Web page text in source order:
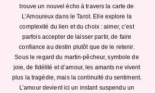
trouve un nouvel écho à travers la carte de
L’Amoureux dans le Tarot. Elle explore la
complexité du lien et du choix : aimer, c’est
parfois accepter de laisser partir, de faire
confiance au destin plutôt que de le retenir.
Sous le regard du martin-pêcheur, symbole de
joie, de fidélité et d’amour, les amants ne vivent
plus la tragédie, mais la continuité du sentiment.
L’amour devient ici un instant suspendu un